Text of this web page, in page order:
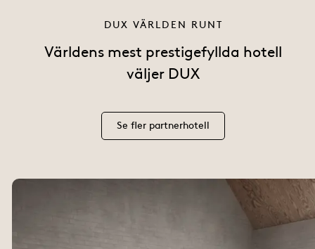
DUX VÄRLDEN RUNT
Världens mest prestigefyllda hotell
väljer DUX
Se fler partnerhotell